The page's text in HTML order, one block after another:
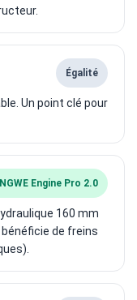
Égalité
Un point clé pour
Engine Pro 2.0
160 mm
bénéficie de freins